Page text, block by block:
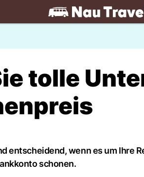
travel.NAU.ch
tolle
entscheidend, wenn es um Ihre
schonen.